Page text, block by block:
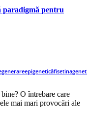
paradigmă pentru
epigeneticăfisetina
O întrebare care
mai mari provocări ale